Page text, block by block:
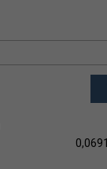
0,0691